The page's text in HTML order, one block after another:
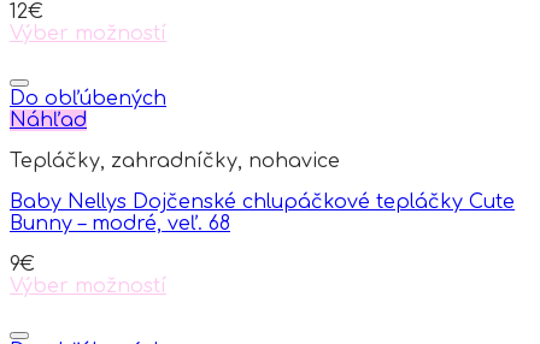
on
the
page
12€
Výber možností
product
has
multiple
The
may
be
on
the
page
Do obľúbených
Náhľad
Tepláčky, zahradníčky, nohavice
Baby Nellys Dojčenské chlupáčkové tepláčky Cute
Bunny – modré, veľ. 68
9€
Výber možností
product